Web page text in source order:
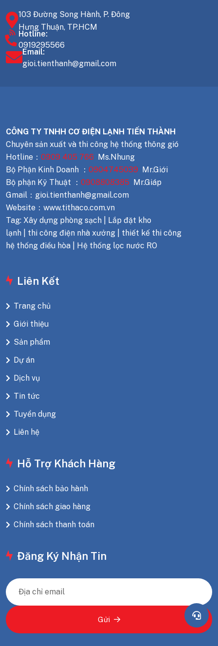
103 Đường Song Hành, P. Đông
Hưng Thuận, TP.HCM
Hotline:
0919295566
Email:
gioi.tienthanh@gmail.com
CÔNG TY TNHH CƠ ĐIỆN LẠNH TIẾN THÀNH
Chuyên sản xuất và thi công hệ thống thông gió
Hotline： 0909 405 766 Ms.Nhung
Bộ Phận Kinh Doanh ： 0904745039 Mr.Giới
Bộ phận Kỹ Thuật ： 0908808385 Mr.Giáp
Gmail：gioi.tienthanh@gmail.com
Website：www.tithaco.com.vn
Tag: Xây dựng phòng sạch | Lắp đặt kho
lạnh | thi công điện nhà xưởng | thiết kế thi công
hệ thống điều hòa | Hệ thống lọc nước RO
Liên Kết
Trang chủ
Giới thiệu
Sản phẩm
Dự án
Dịch vụ
Tin tức
Tuyển dụng
Liên hệ
Hỗ Trợ Khách Hàng
Chính sách bảo hành
Chính sách giao hàng
Chính sách thanh toán
Đăng Ký Nhận Tin
Gửi